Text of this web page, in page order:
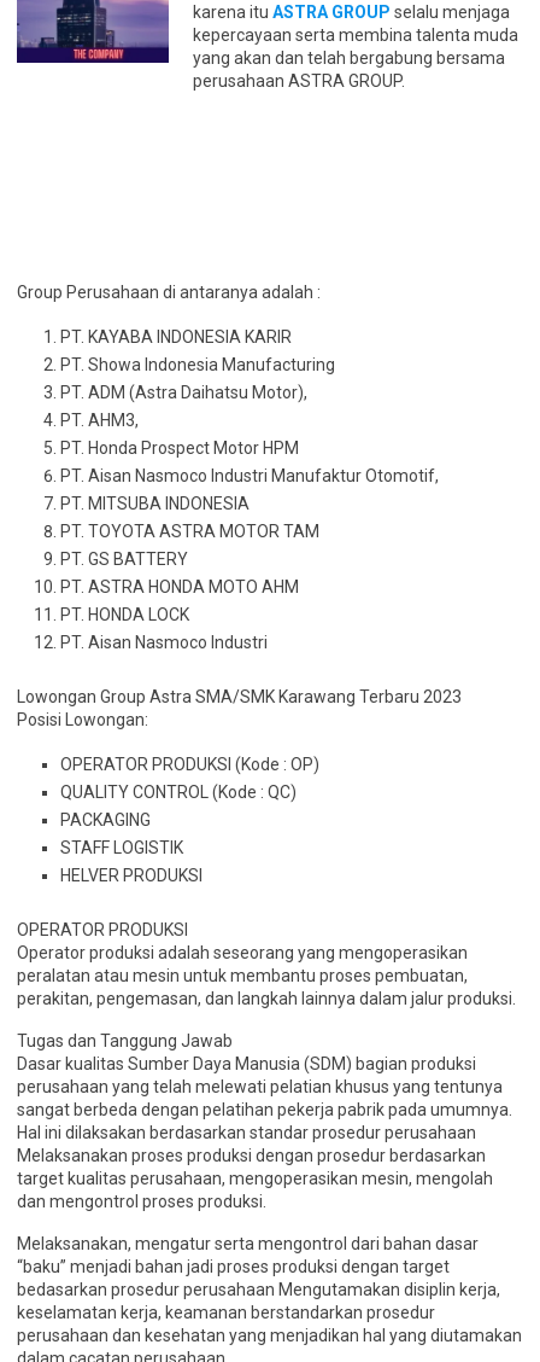
karena itu ASTRA GROUP selalu menjaga
kepercayaan serta membina talenta muda
yang akan dan telah bergabung bersama
perusahaan ASTRA GROUP.
Group Perusahaan di antaranya adalah :
PT. KAYABA INDONESIA KARIR
PT. Showa Indonesia Manufacturing
PT. ADM (Astra Daihatsu Motor),
PT. AHM3,
PT. Honda Prospect Motor HPM
PT. Aisan Nasmoco Industri Manufaktur Otomotif,
PT. MITSUBA INDONESIA
PT. TOYOTA ASTRA MOTOR TAM
PT. GS BATTERY
PT. ASTRA HONDA MOTO AHM
PT. HONDA LOCK
PT. Aisan Nasmoco Industri
Lowongan Group Astra SMA/SMK Karawang Terbaru 2023
Posisi Lowongan:
OPERATOR PRODUKSI (Kode : OP)
QUALITY CONTROL (Kode : QC)
PACKAGING
STAFF LOGISTIK
HELVER PRODUKSI
OPERATOR PRODUKSI
Operator produksi adalah seseorang yang mengoperasikan
peralatan atau mesin untuk membantu proses pembuatan,
perakitan, pengemasan, dan langkah lainnya dalam jalur produksi.
Tugas dan Tanggung Jawab
Dasar kualitas Sumber Daya Manusia (SDM) bagian produksi
perusahaan yang telah melewati pelatian khusus yang tentunya
sangat berbeda dengan pelatihan pekerja pabrik pada umumnya.
Hal ini dilaksakan berdasarkan standar prosedur perusahaan
Melaksanakan proses produksi dengan prosedur berdasarkan
target kualitas perusahaan, mengoperasikan mesin, mengolah
dan mengontrol proses produksi.
Melaksanakan, mengatur serta mengontrol dari bahan dasar
“baku” menjadi bahan jadi proses produksi dengan target
bedasarkan prosedur perusahaan Mengutamakan disiplin kerja,
keselamatan kerja, keamanan berstandarkan prosedur
perusahaan dan kesehatan yang menjadikan hal yang diutamakan